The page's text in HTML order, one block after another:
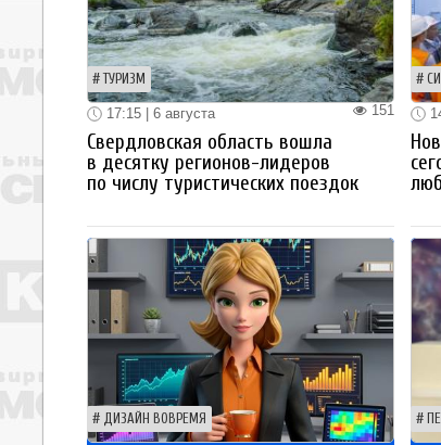
ТУРИЗМ
151
17:15 | 6 августа
Свердловская область вошла
в десятку регионов-лидеров
по числу туристических поездок
ДИЗАЙН ВОВРЕМЯ